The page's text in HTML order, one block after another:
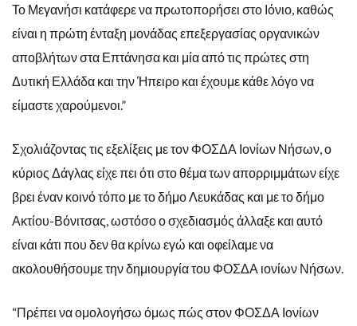
Το Μεγανήσι κατάφερε να πρωτοπορήσει στο Ιόνιο, καθώς
είναι η πρώτη ένταξη μονάδας επεξεργασίας οργανικών
αποβλήτων στα Επτάνησα και μία από τις πρώτες στη
Δυτική Ελλάδα και την Ήπειρο και έχουμε κάθε λόγο να
είμαστε χαρούμενοι.”
Σχολιάζοντας τις εξελίξεις με τον ΦΟΣΔΑ Ιονίων Νήσων, ο
κύριος Δάγλας είχε πει ότι στο θέμα των απορριμμάτων είχε
βρει έναν κοινό τόπο με το δήμο Λευκάδας και με το δήμο
Ακτίου-Βόνιτσας, ωστόσο ο σχεδιασμός άλλαξε και αυτό
είναι κάτι που δεν θα κρίνω εγώ και οφείλαμε να
ακολουθήσουμε την δημιουργία του ΦΟΣΔΑ ιονίων Νήσων.
“Πρέπει να ομολογήσω όμως πώς στον ΦΟΣΔΑ Ιονίων